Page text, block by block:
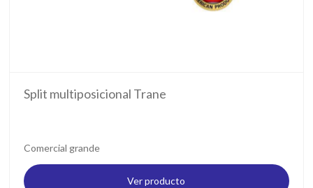
Split multiposicional Trane
Comercial grande
Ver producto